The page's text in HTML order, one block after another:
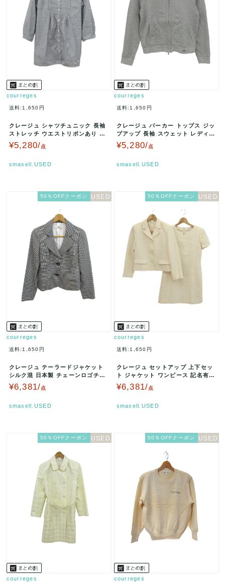
courreges
送料:1,650円
クレージュ シャツチュニック 長袖
ストレッチ ウエストリボンあり レ
ディース 40サイズ グレー …
¥5,280/点
smasell.USED
courreges
送料:1,650円
クレージュ パーカー トップス ジッ
プアップ 長袖 スウェット レディー
ス 38サイズ グレー co…
¥5,280/点
smasell.USED
50％OFFクーポン
courreges
送料:1,650円
クレージュ テーラードジャケット
シルク混 日本製 チェーンロゴチャ
ーム レディース 11ARサイズ…
¥6,381/点
smasell.USED
50％OFFクーポン
courreges
送料:1,650円
クレージュ セットアップ 上下セッ
ト ジャケット ワンピース 記名有
レディース 9サイズ 生成り …
¥6,381/点
smasell.USED
50％OFFクーポン
courreges
50％OFFクーポン
courreges